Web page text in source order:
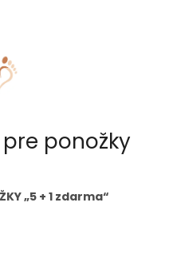
ponožky
„5 + 1 zdarma“